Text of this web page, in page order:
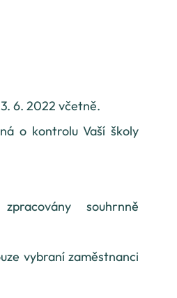
6. 2022 včetně.
o kontrolu Vaší školy
souhrnně
vybraní zaměstnanci